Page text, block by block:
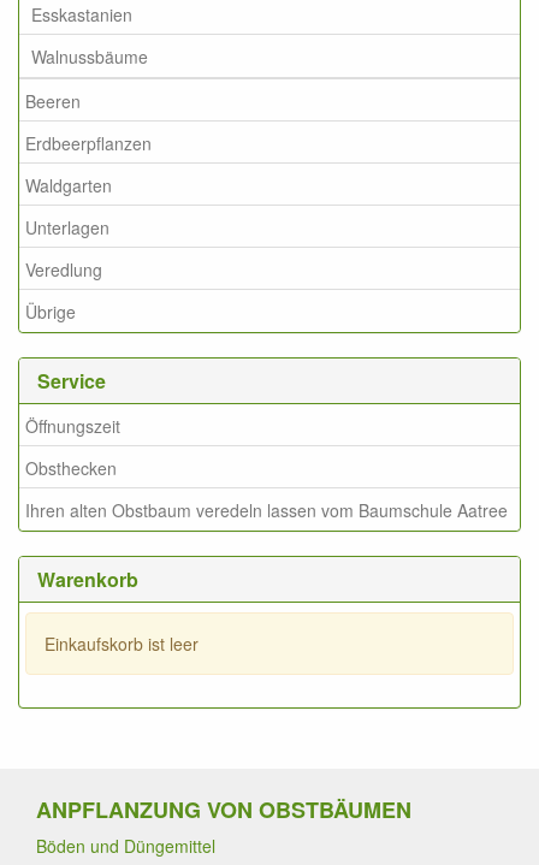
Esskastanien
Walnussbäume
Beeren
Erdbeerpflanzen
Waldgarten
Unterlagen
Veredlung
Übrige
Service
Öffnungszeit
Obsthecken
Ihren alten Obstbaum veredeln lassen vom Baumschule Aatree
Warenkorb
Einkaufskorb ist leer
ANPFLANZUNG VON OBSTBÄUMEN
Böden und Düngemittel